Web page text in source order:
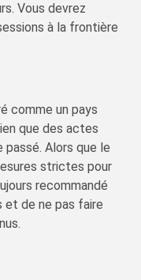
Vous devrez
à la frontière
comme un pays
que des actes
Alors que le
strictes pour
recommandé
et de ne pas faire